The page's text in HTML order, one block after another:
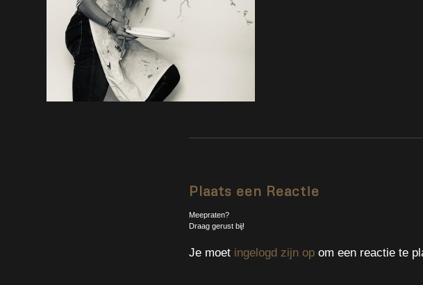
Plaats een Reactie
Meepraten?
Draag gerust bij!
Je moet ingelogd zijn op om een reactie te